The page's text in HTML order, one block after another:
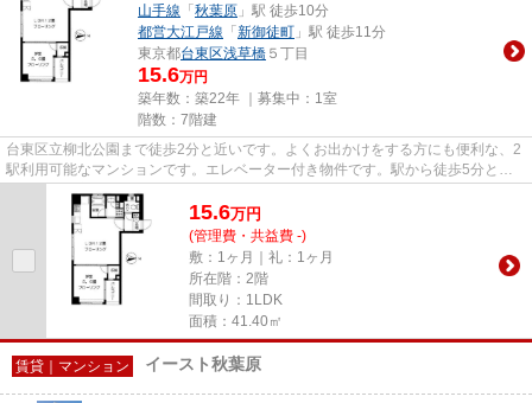
山手線 「 秋葉原 」駅 徒歩10分
都営大江戸線 「 新御徒町 」駅 徒歩11分
東京都台東区浅草橋 ５丁目
15.6万円
築年数：築22年 ｜募集中： 1室
階数：7階建
台東区立柳北公園まで徒歩2分と近いです。よくお出かけをする方にも便利な、2
駅利用可能なマンションです。エレベーター付き物件です。駅から徒歩5分とい
うアクセス良好な駅近物件はい...
15.6万円
(管理費・共益費 -)
敷：1ヶ月｜礼：1ヶ月
所在階：2階
間取り：1LDK
面積：41.40㎡
賃貸｜マンション イースト秋葉原